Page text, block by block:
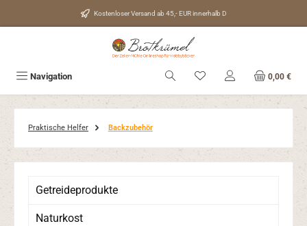
Zum Hauptinhalt springenKostenloser Versand ab 45,- EUR innerhalb D
Navigation Du hast 0 Produkte auf
0,00 €
Praktische Helfer Backzubehör
Getreideprodukte
Naturkost